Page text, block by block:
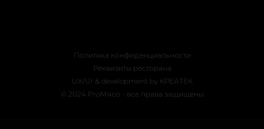
Политика конфиденциальности
Реквизиты ресторана
UX/UI & development by КРЕАТЕК
© 2024 ProМясо - все права защищены